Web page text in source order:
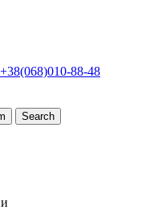
+38(068)010-88-48
Search